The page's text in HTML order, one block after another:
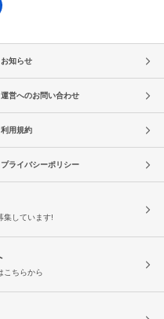
お知らせ
運営へのお問い合わせ
利用規約
プライバシーポリシー
集しています!
こちらから